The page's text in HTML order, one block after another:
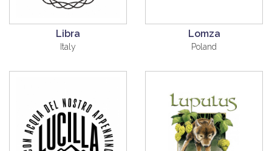
Libra
Italy
Lomza
Poland